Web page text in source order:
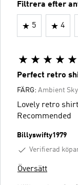
Filtrera efter
5 4
Perfect retro
FÄRG: Ambient
Lovely retro
Recommended
Billyswifty1979
Verifierad
Översätt